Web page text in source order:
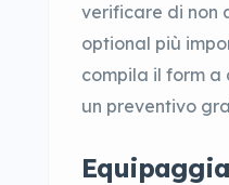
verificare di non
optional più
compila il form a
un preventivo